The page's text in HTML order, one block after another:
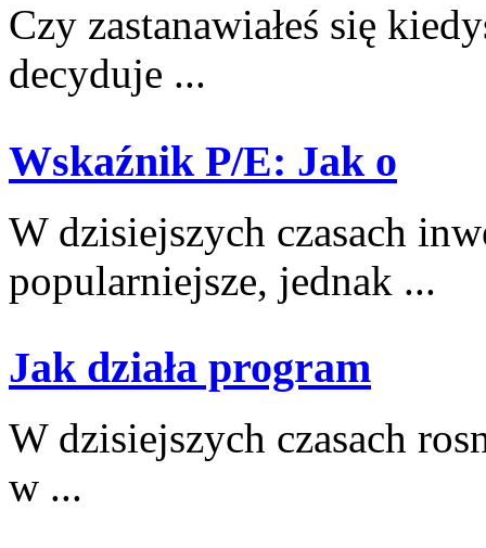
Czy zastanawiałeś się
‍decyduje ...
Wskaźnik P/E: Jak o
W dzisiejszych czasach⁤
popularniejsze, jednak ...
Jak działa program
W dzisiejszych czasach
w​ ...